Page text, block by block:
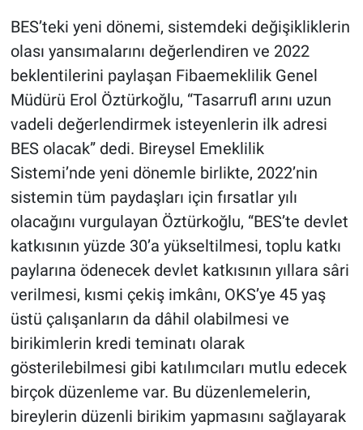
BES’teki yeni dönemi, sistemdeki değişikliklerin
olası yansımalarını değerlendiren ve 2022
beklentilerini paylaşan Fibaemeklilik Genel
Müdürü Erol Öztürkoğlu, “Tasarrufl arını uzun
vadeli değerlendirmek isteyenlerin ilk adresi
BES olacak” dedi. Bireysel Emeklilik
Sistemi’nde yeni dönemle birlikte, 2022’nin
sistemin tüm paydaşları için fırsatlar yılı
olacağını vurgulayan Öztürkoğlu, “BES’te devlet
katkısının yüzde 30’a yükseltilmesi, toplu katkı
paylarına ödenecek devlet katkısının yıllara sâri
verilmesi, kısmi çekiş imkânı, OKS’ye 45 yaş
üstü çalışanların da dâhil olabilmesi ve
birikimlerin kredi teminatı olarak
gösterilebilmesi gibi katılımcıları mutlu edecek
birçok düzenleme var. Bu düzenlemelerin,
bireylerin düzenli birikim yapmasını sağlayarak